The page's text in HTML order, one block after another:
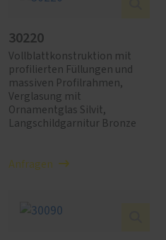
30220
Vollblattkonstruktion mit
profilierten Füllungen und
massiven Profilrahmen,
Verglasung mit
Ornamentglas Silvit,
Langschildgarnitur Bronze
Anfragen